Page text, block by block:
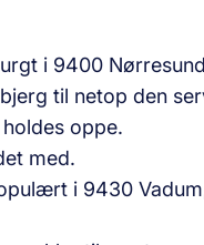
i 9400
til netop den
oppe.
med.
i 9430